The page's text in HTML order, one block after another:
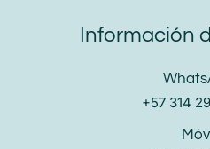
Información
+57 314